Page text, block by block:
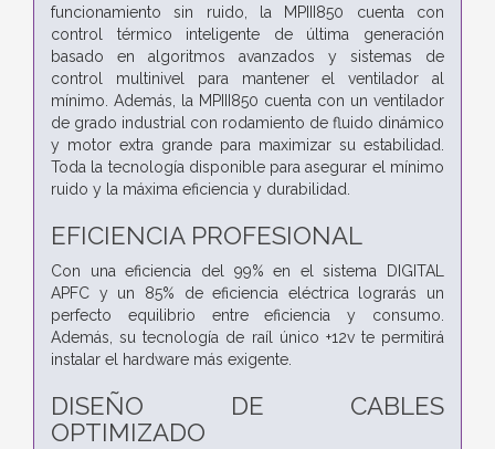
funcionamiento sin ruido, la MPIII850 cuenta con
control térmico inteligente de última generación
basado en algoritmos avanzados y sistemas de
control multinivel para mantener el ventilador al
mínimo. Además, la MPIII850 cuenta con un ventilador
de grado industrial con rodamiento de fluido dinámico
y motor extra grande para maximizar su estabilidad.
Toda la tecnología disponible para asegurar el mínimo
ruido y la máxima eficiencia y durabilidad.
EFICIENCIA PROFESIONAL
Con una eficiencia del 99% en el sistema DIGITAL
APFC y un 85% de eficiencia eléctrica lograrás un
perfecto equilibrio entre eficiencia y consumo.
Además, su tecnología de raíl único +12v te permitirá
instalar el hardware más exigente.
DISEÑO DE CABLES
OPTIMIZADO